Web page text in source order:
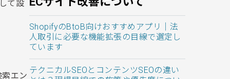
て設
エン
ShopifyのBtoB向けおすすめアプリ｜法
人取引に必要な機能拡張の目線で選定し
ています
テクニカルSEOとコンテンツSEOの違い